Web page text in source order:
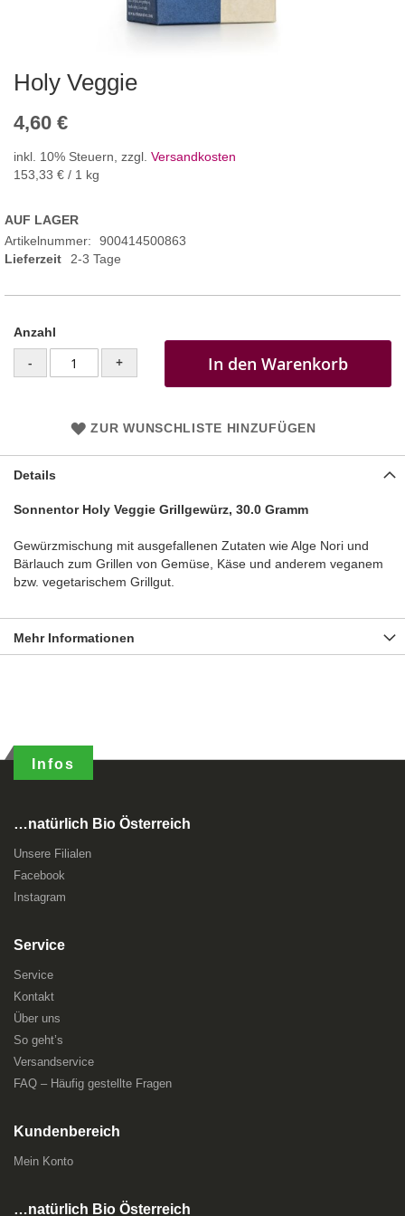
Holy Veggie
4,60 €
inkl. 10% Steuern, zzgl. Versandkosten
153,33 € / 1 kg
AUF LAGER
Artikelnummer
900414500863
Lieferzeit
2-3 Tage
Anzahl
- + In den Warenkorb
ZUR WUNSCHLISTE HINZUFÜGEN
Details
Sonnentor Holy Veggie Grillgewürz, 30.0 Gramm
Gewürzmischung mit ausgefallenen Zutaten wie Alge Nori und
Bärlauch zum Grillen von Gemüse, Käse und anderem veganem
bzw. vegetarischem Grillgut.
Mehr Informationen
Infos
…natürlich Bio Österreich
Unsere Filialen
Facebook
Instagram
Service
Service
Kontakt
Über uns
So geht’s
Versandservice
FAQ – Häufig gestellte Fragen
Kundenbereich
Mein Konto
…natürlich Bio Österreich